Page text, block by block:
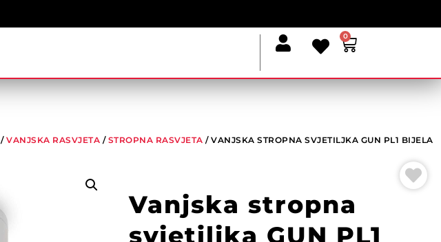
0
/VANJSKA RASVJETA / STROPNA RASVJETA / VANJSKA STROPNA SVJETILJKA GUN PL1 BIJELA
Vanjska stropna
svjetiljka GUN PL1